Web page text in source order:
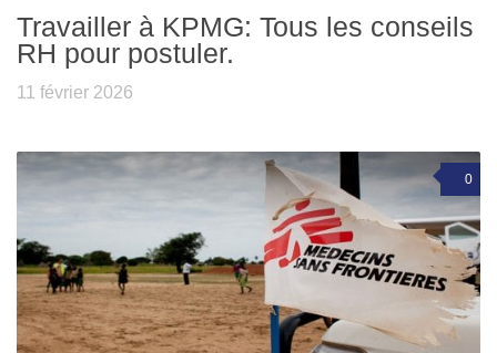
Travailler à KPMG: Tous les conseils
RH pour postuler.
11 février 2026
0